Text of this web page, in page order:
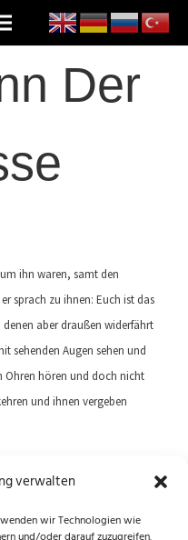
verwalten
wir Technologien wie
Der
ihn waren, samt den
sprach zu ihnen: Euch ist das
denen aber draußen widerfährt
sehenden Augen sehen und
Ohren hören und doch nicht
und ihnen vergeben